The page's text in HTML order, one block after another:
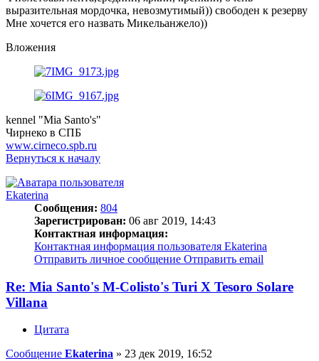
выразительная мордочка, невозмутимый)) свободен к резерву
Мне хочется его назвать Микельанжело))
Вложения
kennel "Mia Santo's"
Чирнеко в СПБ
www.cirneco.spb.ru
Вернуться к началу
Ekaterina
Сообщения: 804
Зарегистрирован: 06 авг 2019, 14:43
Контактная информация:
Контактная информация пользователя Ekaterina
Отправить личное сообщение Отправить email
Re: Mia Santo's M-Colisto's Turi X Tesoro Solare
Villana
Цитата
Сообщение Ekaterina » 23 дек 2019, 16:52